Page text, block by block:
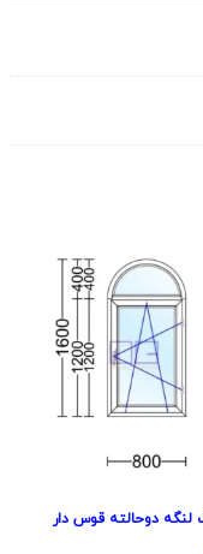
لنگه دوحالته قوس دار